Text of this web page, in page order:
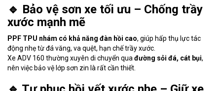
🔹 Bảo vệ sơn xe tối ưu – Chống trầy
xước mạnh mẽ
PPF TPU nhám có khả năng đàn hồi cao, giúp hấp thụ lực tác
động nhẹ từ đá văng, va quệt, hạn chế trầy xước.
Xe ADV 160 thường xuyên di chuyển qua đường sỏi đá, cát bụi,
nên việc bảo vệ lớp sơn zin là rất cần thiết.